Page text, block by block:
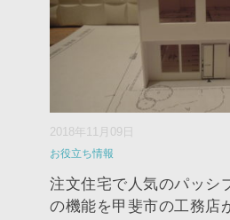
2018年11月09日
お役立ち情報
注文住宅で人気のパッシ
の機能を甲斐市の工務店